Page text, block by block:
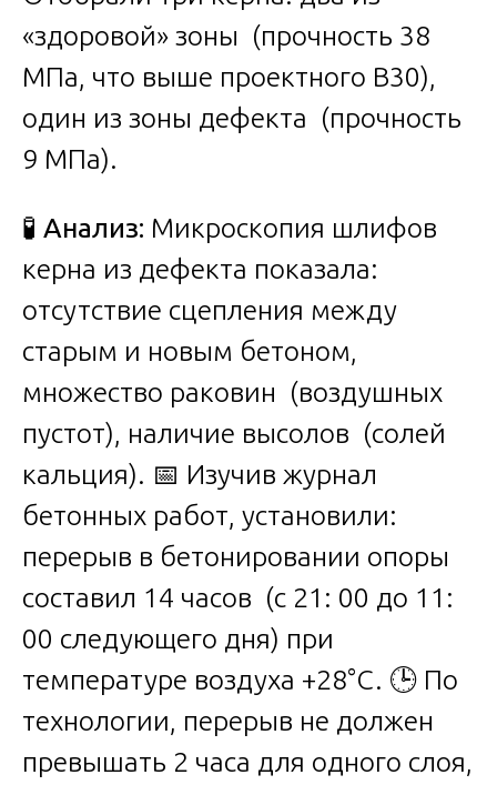
«здоровой» зоны (прочность 38
МПа, что выше проектного В30),
один из зоны дефекта (прочность
9 МПа).
🧪 Анализ: Микроскопия шлифов
керна из дефекта показала:
отсутствие сцепления между
старым и новым бетоном,
множество раковин (воздушных
пустот), наличие высолов (солей
кальция). 📅 Изучив журнал
бетонных работ, установили:
перерыв в бетонировании опоры
составил 14 часов (с 21: 00 до 11:
00 следующего дня) при
температуре воздуха +28°C. 🕒 По
технологии, перерыв не должен
превышать 2 часа для одного слоя,